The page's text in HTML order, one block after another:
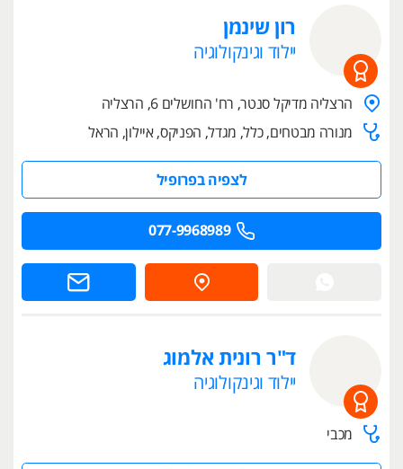
רון שינמן
יילוד וגינקולוגיה
הרצליה מדיקל סנטר, רח' החושלים 6, הרצליה
מנורה מבטחים, כלל, מגדל, הפניקס, איילון, הראל
לצפיה בפרופיל
077-9968989
ד"ר רונית אלמוג
יילוד וגינקולוגיה
מכבי